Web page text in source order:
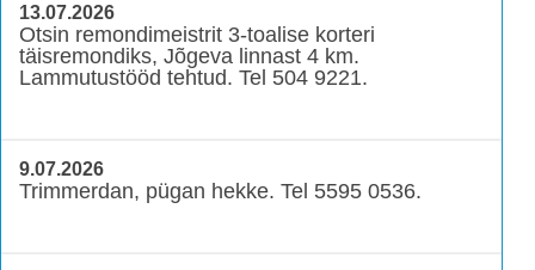
13.07.2026
Otsin remondimeistrit 3-toalise korteri
täisremondiks, Jõgeva linnast 4 km.
Lammutustööd tehtud. Tel 504 9221.
9.07.2026
Trimmerdan, pügan hekke. Tel 5595 0536.